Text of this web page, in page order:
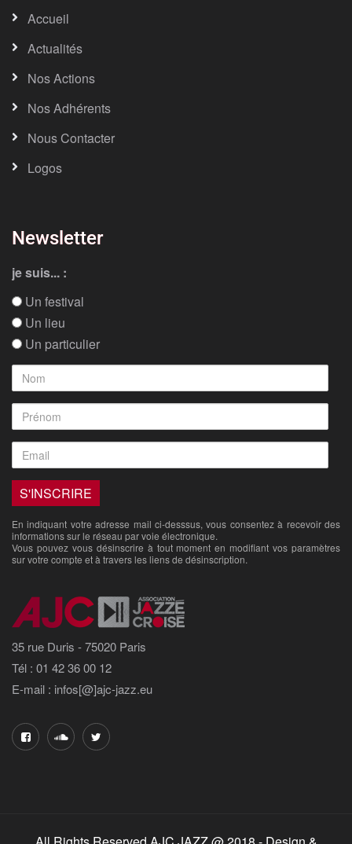
Accueil
Actualités
Nos Actions
Nos Adhérents
Nous Contacter
Logos
Newsletter
je suis... :
Un festival
Un lieu
Un particulier
En indiquant votre adresse mail ci-desssus, vous consentez à recevoir des
informations sur le réseau par voie électronique.
Vous pouvez vous désinscrire à tout moment en modifiant vos paramètres
sur votre compte et à travers les liens de désinscription.
35 rue Duris - 75020 Paris
Tél : 01 42 36 00 12
E-mail : infos[@]ajc-jazz.eu